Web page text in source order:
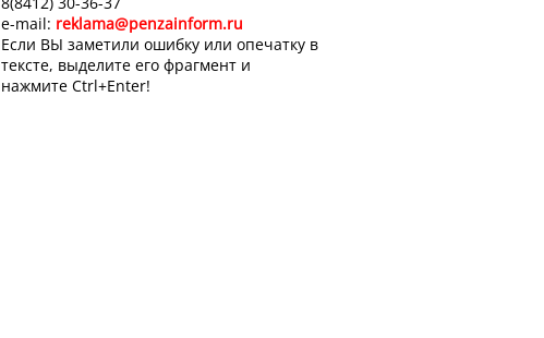
e-mail: reklama@penzainform.ru
Если ВЫ заметили ошибку или опечатку в
тексте, выделите его фрагмент и
нажмите Ctrl+Enter!